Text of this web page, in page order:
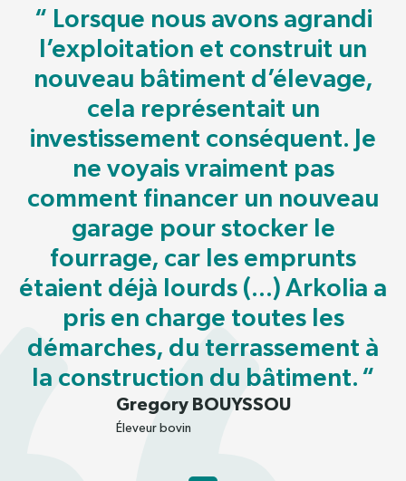
“ Lorsque nous avons agrandi
l’exploitation et construit un
nouveau bâtiment d’élevage,
cela représentait un
investissement conséquent. Je
ne voyais vraiment pas
comment financer un nouveau
garage pour stocker le
fourrage, car les emprunts
étaient déjà lourds (...) Arkolia a
pris en charge toutes les
démarches, du terrassement à
la construction du bâtiment. “
Gregory BOUYSSOU
Éleveur bovin